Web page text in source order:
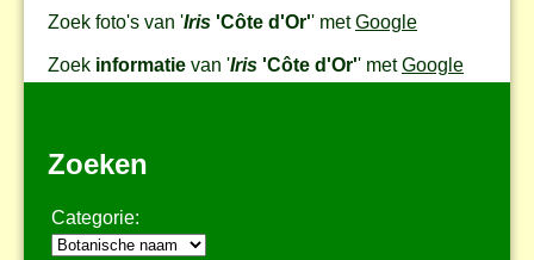
Zoek foto's van 'Iris 'Côte d'Or'' metGoogle
Zoek informatie van 'Iris 'Côte d'Or'' metGoogle
Zoeken
Categorie: